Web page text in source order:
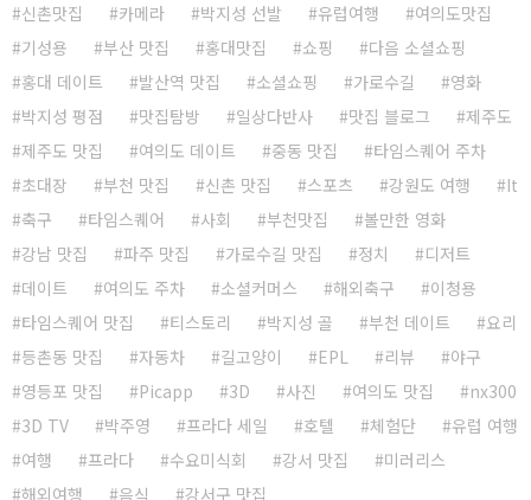
신촌맛집
카메라 박지성 선발 유럽여행
여의도맛집
기성용
부산 맛집 홍대맛집 쇼핑
다음 소셜쇼핑
홍대 데이트
발산역 맛집 소셜쇼핑 가로수길
영화
박지성 평점
맛집탐방 일상다반사 맛집 블로그
제주도
제주도 맛집
여의도 데이트 중동 맛집
타임스퀘어 주차
초대장
부천 맛집 신촌 맛집 스포츠 강원도 여행
It
축구
타임스퀘어 사회 부천맛집
볼만한 영화
강남 맛집
파주 맛집 가로수길 맛집 정치
디저트
데이트
여의도 주차 소셜커머스 해외축구
이청용
타임스퀘어 맛집
티스토리 박지성 골 부천 데이트
요리
등촌동 맛집
자동차 길고양이 EPL 리뷰
야구
영등포 맛집
Picapp 3D 사진 여의도 맛집
nx300
3D TV
박주영 프라다 세일 호텔 체험단
유럽 여행
여행
프라다 수요미식회 강서 맛집
미러리스
해외여행
음식 강서구 맛집